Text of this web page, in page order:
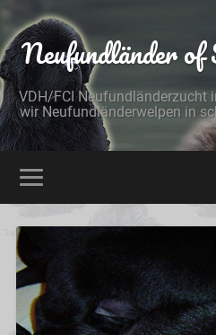
Neufundländer
VDH/FCI Neufundländerzucht
wir Neufundländerwelpen in